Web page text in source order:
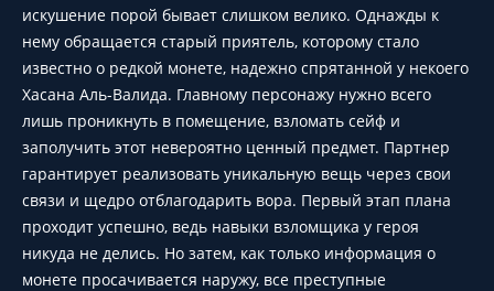
искушение порой бывает слишком велико. Однажды к
нему обращается старый приятель, которому стало
известно о редкой монете, надежно спрятанной у некоего
Хасана Аль-Валида. Главному персонажу нужно всего
лишь проникнуть в помещение, взломать сейф и
заполучить этот невероятно ценный предмет. Партнер
гарантирует реализовать уникальную вещь через свои
связи и щедро отблагодарить вора. Первый этап плана
проходит успешно, ведь навыки взломщика у героя
никуда не делись. Но затем, как только информация о
монете просачивается наружу, все преступные